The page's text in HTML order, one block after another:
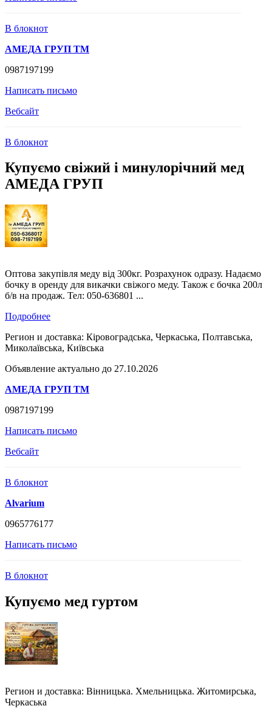
В блокнот
АМЕДА ГРУП ТМ
0987197199
Написать письмо
Вебсайт
В блокнот
Купуємо свіжий і минулoрічний мед
АМЕДА ГРУП
Оптова закупівля меду від 300кг. Розрахунок одразу. Надаємо
бочку в оренду для викачки свіжого меду. Також є бочка 200л
б/в на продаж. Тел: 050-636801 ...
Подробнее
Регион и доставка: Кіровоградська, Черкаська, Полтавська,
Миколаївська, Київська
Объявление актуально до 27.10.2026
АМЕДА ГРУП ТМ
0987197199
Написать письмо
Вебсайт
В блокнот
Alvarium
0965776177
Написать письмо
В блокнот
Купуємо мед гуртом
Регион и доставка: Вінницька. Хмельницька. Житомирська,
Черкаська